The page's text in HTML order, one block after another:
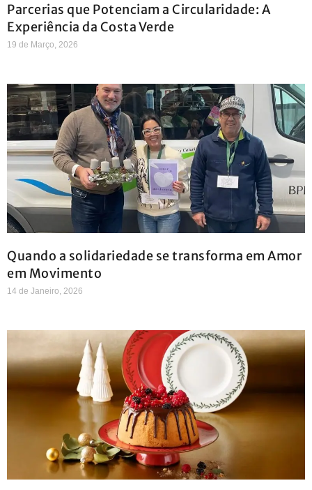
Parcerias que Potenciam a Circularidade: A
Experiência da Costa Verde
19 de Março, 2026
Quando a solidariedade se transforma em Amor
em Movimento
14 de Janeiro, 2026